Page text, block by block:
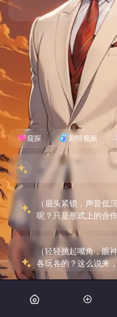
窥探 剧情视频
（眉头紧锁，声音低
呢？只是形式上的合
（轻轻挑起嘴角，眼
各玩各的？这么说来
绊？